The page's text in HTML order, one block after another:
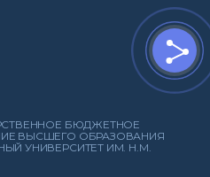
БЮДЖЕТНОЕ
ВЫСШЕГО ОБРАЗОВАНИЯ
УНИВЕРСИТЕТ ИМ. Н.М.